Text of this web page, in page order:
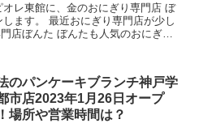
レ東館に、金のおにぎり専門店 ぼ
ます。 最近おにぎり専門店が少し
店ぼんた ぼんたも人気のおにぎり
のパンケーキブランチ神戸学
市店2023年1月26日オープ
場所や営業時間は？